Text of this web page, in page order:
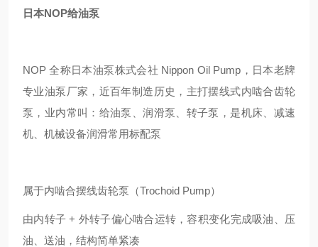
日本NOP给油泵
NOP 全称日本油泵株式会社 Nippon Oil Pump，日本老牌
专业油泵厂家，近百年制造历史，主打摆线式内啮合齿轮
泵，业内常叫：给油泵、润滑泵、转子泵，是机床、减速
机、机械设备润滑常用标配泵
属于内啮合摆线齿轮泵（Trochoid Pump）
由内转子 + 外转子偏心啮合运转，容积变化完成吸油、压
油、送油，结构简单紧凑